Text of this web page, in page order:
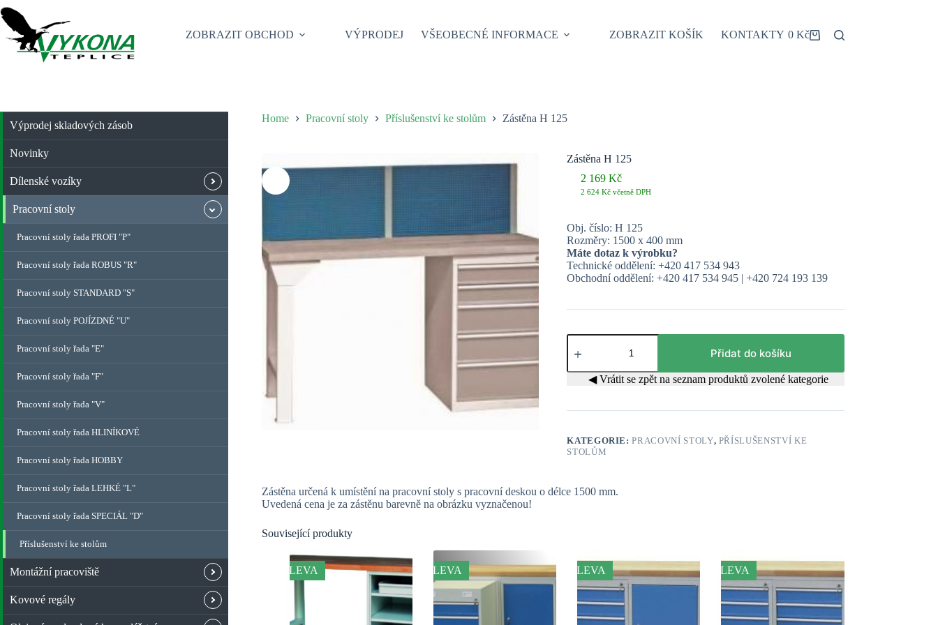
Skip
to
content
ZOBRAZIT OBCHOD VÝPRODEJ VŠEOBECNÉ INFORMACE ZOBRAZIT KOŠÍK KONTAKTYShopping
0 Kč
Home Pracovní stoly Příslušenství ke stolům Zástěna H 125
Zástěna H 125
2 169Kč
2 624Kč včetně DPH
Obj. číslo: H 125
Rozměry: 1500 x 400 mm
Máte dotaz k výrobku?
Technické oddělení: +420 417 534 943
Obchodní oddělení: +420 417 534 945 | +420 724 193 139
Zástěna
množství
Přidat do košíku
◀ Vrátit se zpět na seznam produktů zvolené kategorie
KATEGORIE:PRACOVNÍ STOLY, PŘÍSLUŠENSTVÍ KE
STOLŮM
Zástěna určená k umístění na pracovní stoly s pracovní deskou o délce 1500 mm.
Uvedená cena je za zástěnu barevně na obrázku vyznačenou!
Související produkty
SLEVA SLEVA SLEVA SLEVA
Výprodej skladových zásob
Novinky
Dílenské vozíky
Pracovní stoly
Pracovní stoly řada PROFI "P"
Pracovní stoly řada ROBUS "R"
Pracovní stoly STANDARD "S"
Pracovní stoly POJÍZDNÉ "U"
Pracovní stoly řada "E"
Pracovní stoly řada "F"
Pracovní stoly řada "V"
Pracovní stoly řada HLINÍKOVÉ
Pracovní stoly řada HOBBY
Pracovní stoly řada LEHKÉ "L"
Pracovní stoly řada SPECIÁL "D"
Příslušenství ke stolům
Montážní pracoviště
Kovové regály